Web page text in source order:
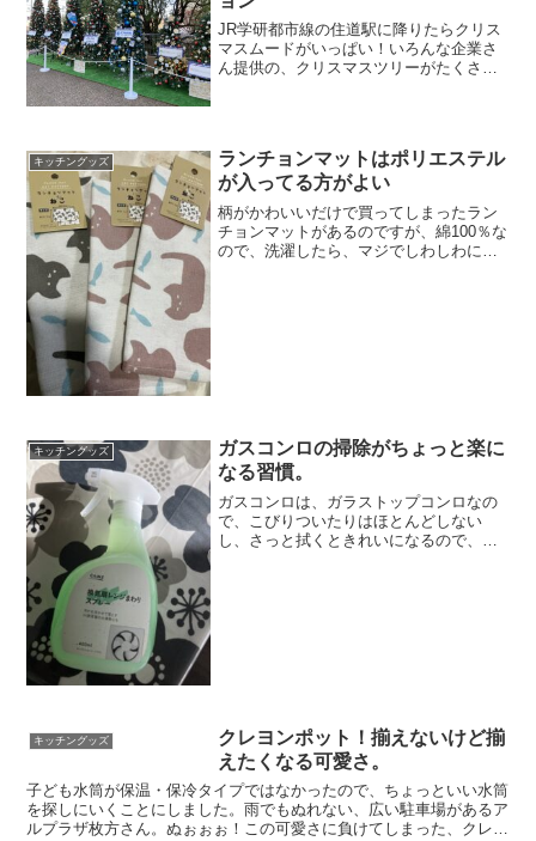
JR学研都市線の住道駅に降りたらクリス
マスムードがいっぱい！いろんな企業さ
ん提供の、クリスマスツリーがたくさん
キッチングッズ
ランチョンマットはポリエステル
が入ってる方がよい
柄がかわいいだけで買ってしまったラン
チョンマットがあるのですが、綿100％な
ので、洗濯したら、マジでしわしわにな
キッチングッズ
ガスコンロの掃除がちょっと楽に
なる習慣。
ガスコンロは、ガラストップコンロなの
で、こびりついたりはほとんどしない
し、さっと拭くときれいになるので、本
キッチングッズ
クレヨンポット！揃えないけど揃
えたくなる可愛さ。
子ども水筒が保温・保冷タイプではなかったので、ちょっといい水筒
を探しにいくことにしました。雨でもぬれない、広い駐車場があるア
ルプラザ枚方さん。ぬぉぉぉ！この可愛さに負けてしまった、クレヨ